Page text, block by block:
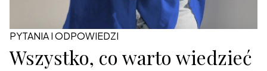
PYTANIA I ODPOWIEDZI
Wszystko, co warto wiedzieć